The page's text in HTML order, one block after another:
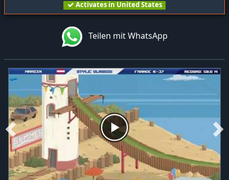
Activates in United States
Teilen mit WhatsApp